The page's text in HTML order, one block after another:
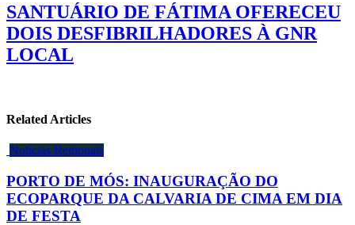
SANTUÁRIO DE FÁTIMA OFERECEU
DOIS DESFIBRILHADORES À GNR
LOCAL
Related Articles
Notícias Regionais
PORTO DE MÓS: INAUGURAÇÃO DO
ECOPARQUE DA CALVARIA DE CIMA EM DIA
DE FESTA